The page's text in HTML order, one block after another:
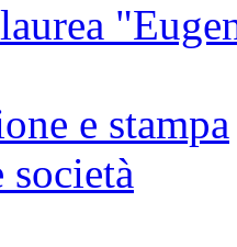
e stampa
società